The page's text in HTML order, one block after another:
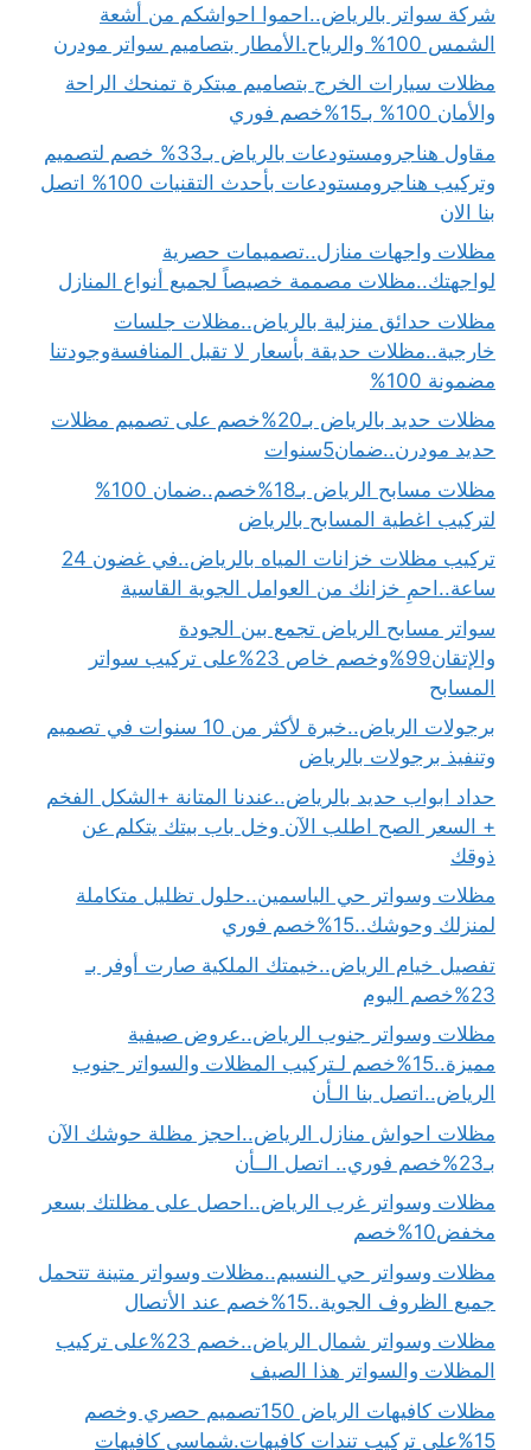
شركة سواتر بالرياض..احموا احواشكم من أشعة
الشمس 100% والرياح.الأمطار بتصاميم سواتر مودرن
مظلات سيارات الخرج بتصاميم مبتكرة تمنحك الراحة
والأمان 100% بـ15%خصم فوري
مقاول هناجرومستودعات بالرياض بـ33% خصم لتصميم
وتركيب هناجرومستودعات بأحدث التقنيات 100% اتصل
بنا الان
مظلات واجهات منازل..تصميمات حصرية
لواجهتك..مظلات مصممة خصيصاً لجميع أنواع المنازل
مظلات حدائق منزلية بالرياض..مظلات جلسات
خارجية..مظلات حديقة بأسعار لا تقبل المنافسةوجودتنا
مضمونة 100%
مظلات حديد بالرياض بـ20%خصم على تصميم مظلات
حديد مودرن..ضمان5سنوات
مظلات مسابح الرياض بـ18%خصم..ضمان 100%
لتركيب اغطية المسابح بالرياض
تركيب مظلات خزانات المياه بالرياض..في غضون 24
ساعة..احمِ خزانك من العوامل الجوية القاسية
سواتر مسابح الرياض تجمع بين الجودة
والإتقان99%وخصم خاص 23%على تركيب سواتر
المسابح
برجولات الرياض..خبرة لأكثر من 10 سنوات في تصميم
وتنفيذ برجولات بالرياض
حداد ابواب حديد بالرياض..عندنا المتانة +الشكل الفخم
+ السعر الصح اطلب الآن وخل باب بيتك يتكلم عن
ذوقك
مظلات وسواتر حي الياسمين..حلول تظليل متكاملة
لمنزلك وحوشك..15%خصم فوري
تفصيل خيام الرياض..خيمتك الملكية صارت أوفر بـ
23%خصم اليوم
مظلات وسواتر جنوب الرياض..عروض صيفية
مميزة..15%خصم لـتركيب المظلات والسواتر جنوب
الرياض..اتصل بنا الـأن
مظلات احواش منازل الرياض..احجز مظلة حوشك الآن
بـ23%خصم فوري.. اتصل الــأن
مظلات وسواتر غرب الرياض..احصل على مظلتك بسعر
مخفض10%خصم
مظلات وسواتر حي النسيم..مظلات وسواتر متينة تتحمل
جميع الظروف الجوية..15%خصم عند الأتصال
مظلات وسواتر شمال الرياض..خصم 23%على تركيب
المظلات والسواتر هذا الصيف
مظلات كافيهات الرياض 150تصميم حصري وخصم
15%علي تركيب تندات كافيهات.شماسي كافيهات